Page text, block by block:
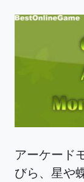
アーケード
びら、星や